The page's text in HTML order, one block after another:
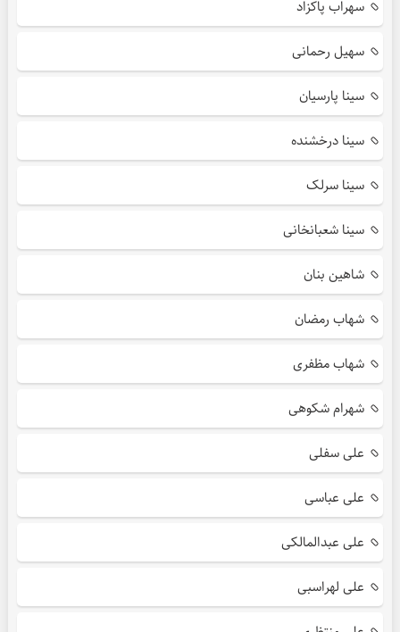
سهراب پاکزاد
سهیل رحمانی
سینا پارسیان
سینا درخشنده
سینا سرلک
سینا شعبانخانی
شاهین بنان
شهاب رمضان
شهاب مظفری
شهرام شکوهی
علی سفلی
علی عباسی
علی عبدالمالکی
علی لهراسبی